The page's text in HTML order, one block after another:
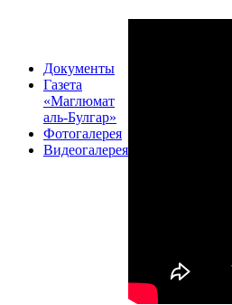
Документы
Газета
«Маглюмат
аль-Булгар»
Фотогалерея
Видеогалерея